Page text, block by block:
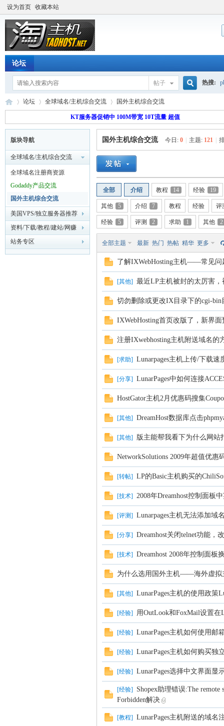
设为首页 收藏本站
论坛
帖子 热搜:
淘
主
»
论坛 全球域名/主机综合交流
›
国外主机综合交流
KT服务器促销中 100M带宽 10T流量 超值
版块导航
全球域名/主机综合交流
全球域名注册商资源
Godaddy产品交流
国外主机综合交流
美国VPS/独立服务器推荐
资料/下载/教程/建站/网赚
站务专区
国外主机综合交流 今日: 0 主题: 121
全部 介绍 教程 14 经验 19
其他 5 介绍 7 教程 经验 评
经验 5 评测 2 求助 1 其他 2
全部主题 最新 热门 热帖 精华 更多
了解IXWebHosting主机——常见问
[其他] 最近LP主机被封的太厉害
切勿删除或更改IX目录下的cgi-bin
IXWebHosting首页改版了，新界面
注册IXwebhosting主机附送域名的
[求助] Lunarpages主机上传/下载速
[分享] LunarPages中如何连接
HostGator主机2月优惠码搜集
[其他] DreamHost数据库点击
[其他] 版主能帮我看下为什么网站
NetworkSolutions 2009年超值优惠
[转帖] LP的Basic主机购买的
[技术] 2008年Dreamhost控制面板
[评测] Lunarpages主机无法添加域
[分享] Dreamhost关闭telnet功能，
[技术] Dreamhost 2008年控制面板
为什么选用国外主机——海外虚拟
[其他] LunarPages主机的使用政策
[经验] 用OutLook和FoxMail设置在
[经验] LunarPages主机如何使用邮
[经验] LunarPages主机如何购买独
[经验] LunarPages选择中文界面显
[经验]
Shopex助理错误:The remote
Forbidden解决
[教程] LunarPages主机附送的域名